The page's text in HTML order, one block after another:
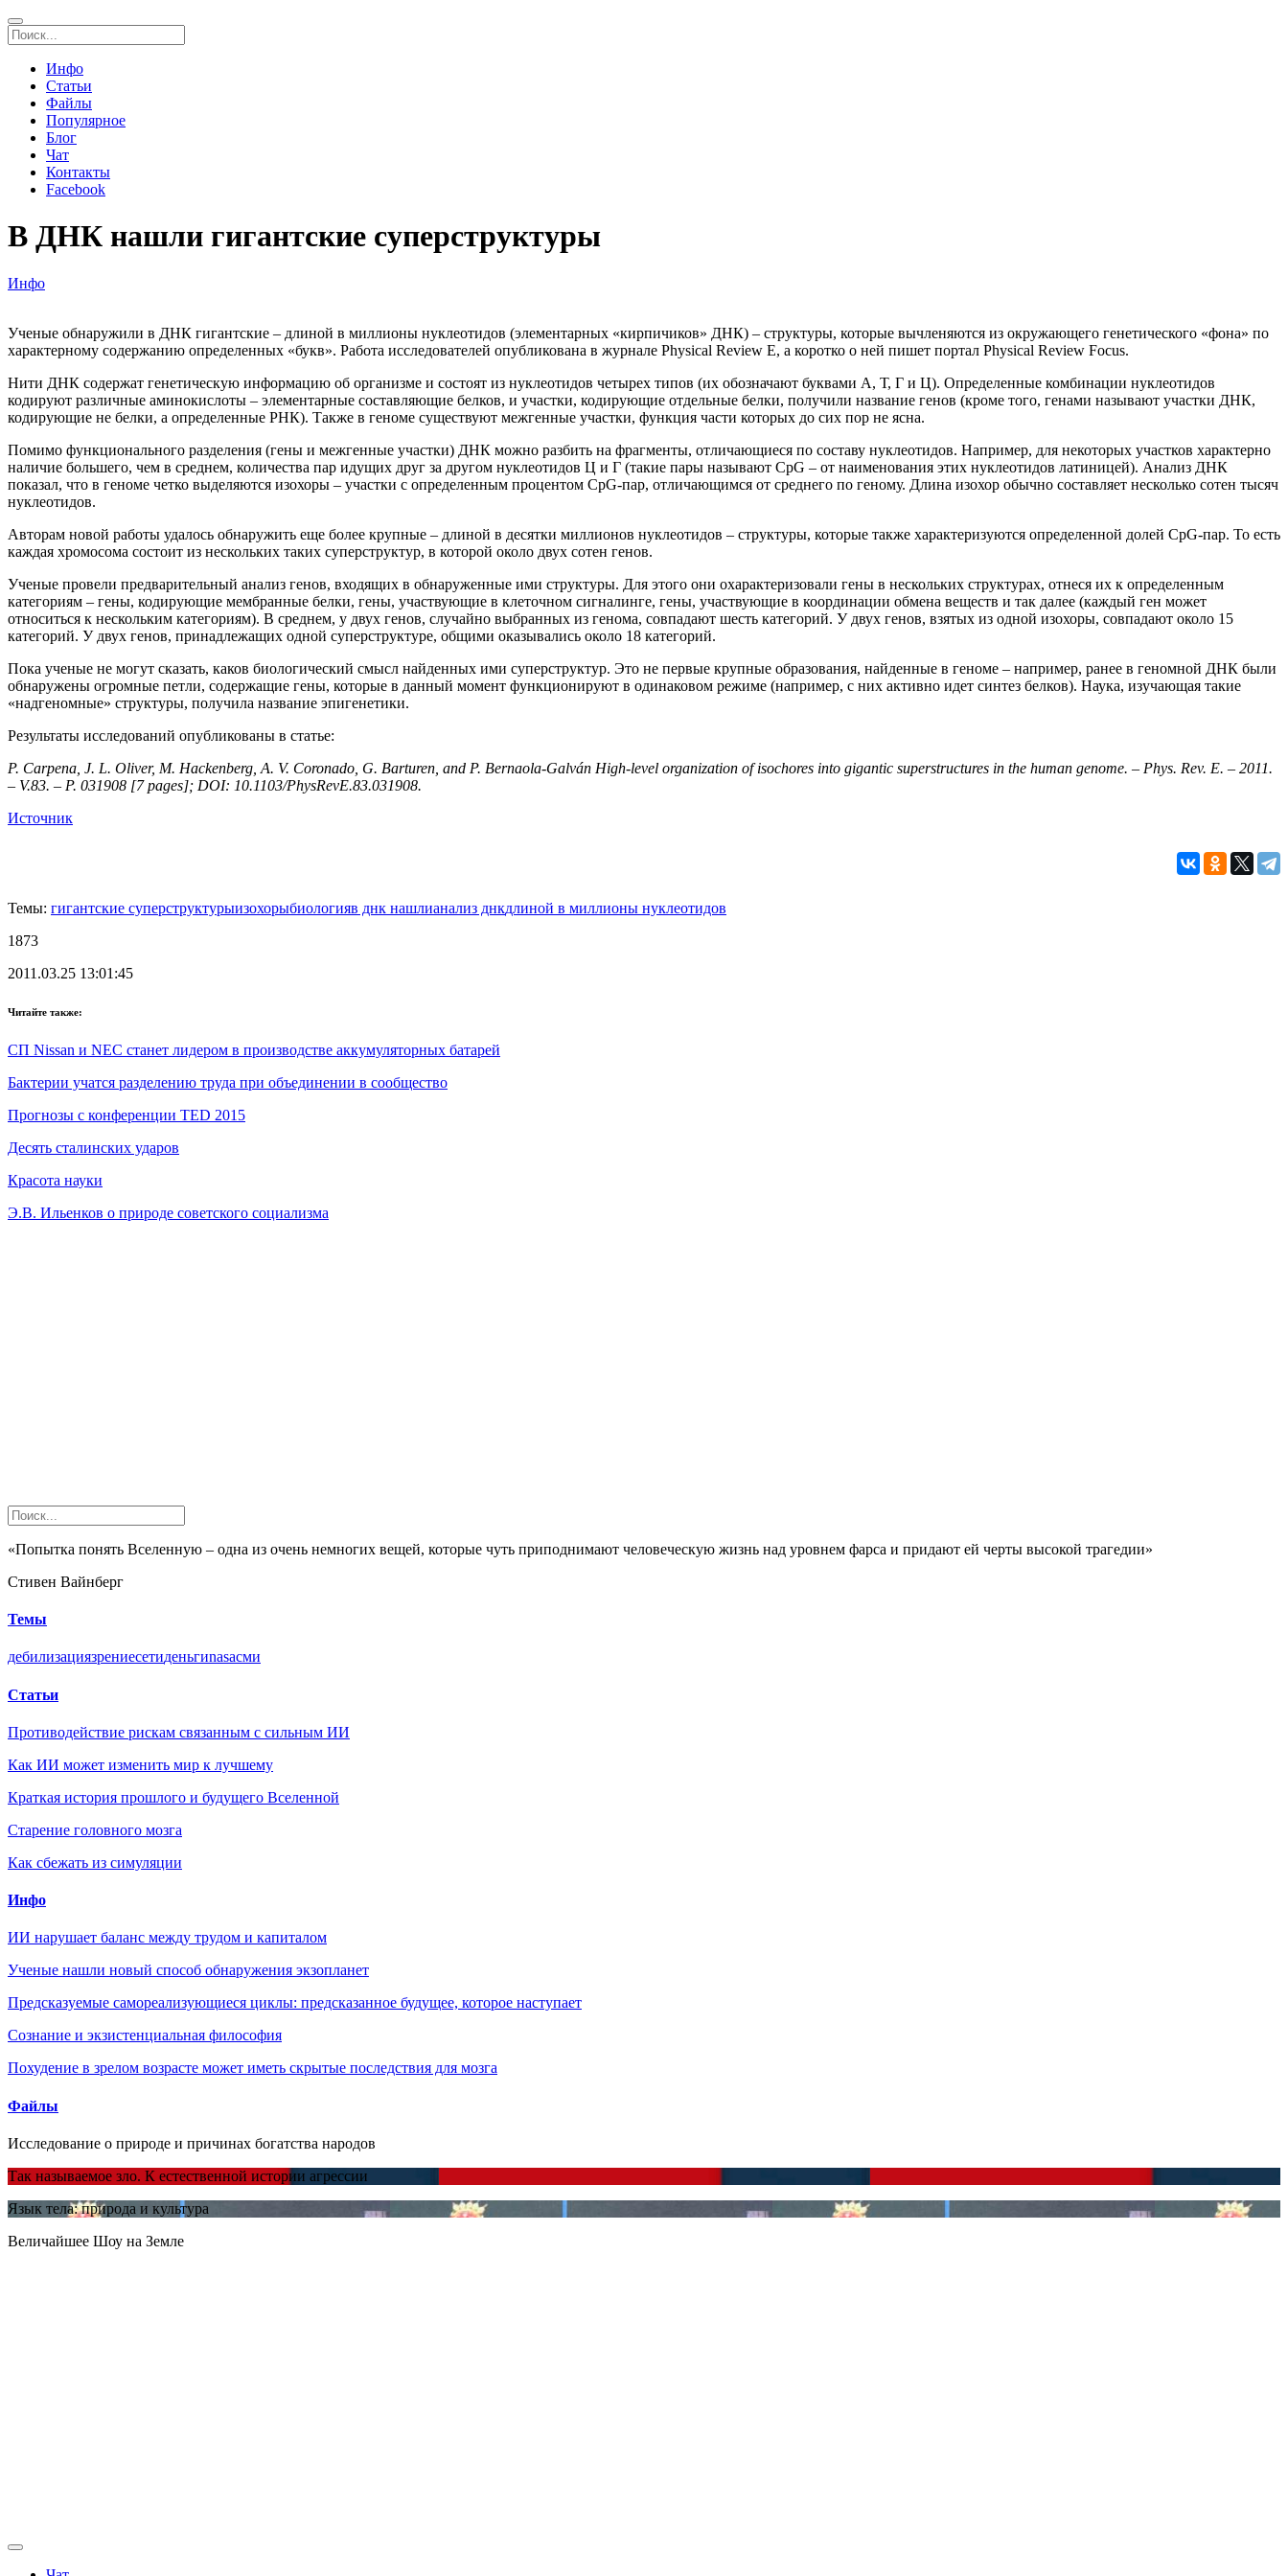
Инфо
Статьи
Файлы
Популярное
Блог
Чат
Контакты
Facebook
В ДНК нашли гигантские суперструктуры
Инфо
Ученые обнаружили в ДНК гигантские – длиной в миллионы нуклеотидов (элементарных «кирпичиков» ДНК) – структуры, которые вычленяются из окружающего генетического «фона» по
характерному содержанию определенных «букв». Работа исследователей опубликована в журнале Physical Review E, а коротко о ней пишет портал Physical Review Focus.
Нити ДНК содержат генетическую информацию об организме и состоят из нуклеотидов четырех типов (их обозначают буквами А, Т, Г и Ц). Определенные комбинации нуклеотидов
кодируют различные аминокислоты – элементарные составляющие белков, и участки, кодирующие отдельные белки, получили название генов (кроме того, генами называют участки ДНК,
кодирующие не белки, а определенные РНК). Также в геноме существуют межгенные участки, функция части которых до сих пор не ясна.
Помимо функционального разделения (гены и межгенные участки) ДНК можно разбить на фрагменты, отличающиеся по составу нуклеотидов. Например, для некоторых участков характерно
наличие большего, чем в среднем, количества пар идущих друг за другом нуклеотидов Ц и Г (такие пары называют CpG – от наименования этих нуклеотидов латиницей). Анализ ДНК
показал, что в геноме четко выделяются изохоры – участки с определенным процентом CpG-пар, отличающимся от среднего по геному. Длина изохор обычно составляет несколько сотен тысяч
нуклеотидов.
Авторам новой работы удалось обнаружить еще более крупные – длиной в десятки миллионов нуклеотидов – структуры, которые также характеризуются определенной долей CpG-пар. То есть
каждая хромосома состоит из нескольких таких суперструктур, в которой около двух сотен генов.
Ученые провели предварительный анализ генов, входящих в обнаруженные ими структуры. Для этого они охарактеризовали гены в нескольких структурах, отнеся их к определенным
категориям – гены, кодирующие мембранные белки, гены, участвующие в клеточном сигналинге, гены, участвующие в координации обмена веществ и так далее (каждый ген может
относиться к нескольким категориям). В среднем, у двух генов, случайно выбранных из генома, совпадают шесть категорий. У двух генов, взятых из одной изохоры, совпадают около 15
категорий. У двух генов, принадлежащих одной суперструктуре, общими оказывались около 18 категорий.
Пока ученые не могут сказать, каков биологический смысл найденных ими суперструктур. Это не первые крупные образования, найденные в геноме – например, ранее в геномной ДНК были
обнаружены огромные петли, содержащие гены, которые в данный момент функционируют в одинаковом режиме (например, с них активно идет синтез белков). Наука, изучающая такие
«надгеномные» структуры, получила название эпигенетики.
Результаты исследований опубликованы в статье:
P. Carpena, J. L. Oliver, M. Hackenberg, A. V. Coronado, G. Barturen, and P. Bernaola-Galván High-level organization of isochores into gigantic superstructures in the human genome. – Phys. Rev. E. – 2011.
– V.83. – P. 031908 [7 pages]; DOI: 10.1103/PhysRevE.83.031908.
Источник
Темы: гигантские суперструктурыизохорыбиологияв днк нашлианализ днкдлиной в миллионы нуклеотидов
1873
2011.03.25 13:01:45
Читайте также:
СП Nissan и NEC станет лидером в производстве аккумуляторных батарей
Бактерии учатся разделению труда при объединении в сообщество
Прогнозы с конференции TED 2015
Десять сталинских ударов
Красота науки
Э.В. Ильенков о природе советского социализма
«Попытка понять Вселенную – одна из очень немногих вещей, которые чуть приподнимают человеческую жизнь над уровнем фарса и придают ей черты высокой трагедии»
Стивен Вайнберг
Темы
дебилизациязрениесетиденьгиnasaсми
Статьи
Противодействие рискам связанным с сильным ИИ
Как ИИ может изменить мир к лучшему
Краткая история прошлого и будущего Вселенной
Старение головного мозга
Как сбежать из симуляции
Инфо
ИИ нарушает баланс между трудом и капиталом
Ученые нашли новый способ обнаружения экзопланет
Предсказуемые самореализующиеся циклы: предсказанное будущее, которое наступает
Сознание и экзистенциальная философия
Похудение в зрелом возрасте может иметь скрытые последствия для мозга
Файлы
Исследование о природе и причинах богатства народов
Так называемое зло. К естественной истории агрессии
Язык тела: природа и культура
Величайшее Шоу на Земле